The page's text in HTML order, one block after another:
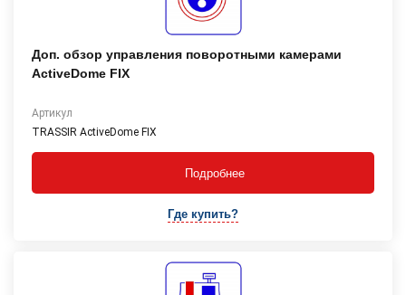
Доп. обзор управления поворотными камерами
ActiveDome FIX
Артикул
TRASSIR ActiveDome FIX
Подробнее
Где купить?